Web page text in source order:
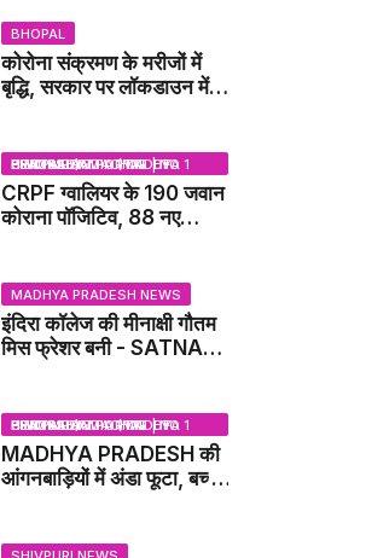
BHOPAL
कोरोना संक्रमण के मरीजों में
बृद्धि, सरकार पर लॉकडाउन में
BHOPAL SAMACHAR | NO 1 HINDI NEWS PORTAL OF CENTRAL INDIA (MADHYA PRADESH)
CRPF ग्वालियर के 190 जवान
कोराना पॉजिटिव, 88 नए
MADHYA PRADESH NEWS
इंदिरा कॉलेज की मीनाक्षी गौतम
मिस फ्रेशर बनी - SATNA
BHOPAL SAMACHAR | NO 1 HINDI NEWS PORTAL OF CENTRAL INDIA (MADHYA PRADESH)
MADHYA PRADESH की
आंगनबाड़ियों में अंडा फूटा, बच्चों